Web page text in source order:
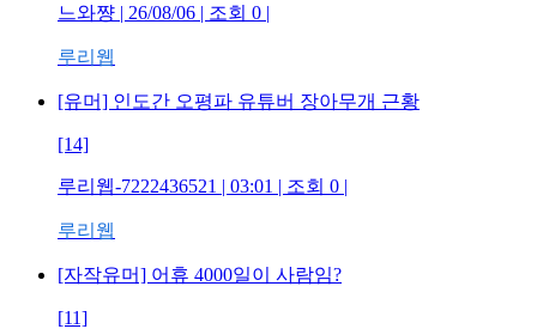
느와쨩 | 26/08/06 | 조회 0 |
루리웹
[유머] 인도간 오평파 유튜버 장아무개 근황
[14]
루리웹-7222436521 | 03:01 | 조회 0 |
루리웹
[자작유머] 어휴 4000일이 사람임?
[11]